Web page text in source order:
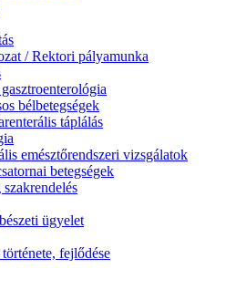
/ Rektori pályamunka
bélbetegségek
táplálás
emésztőrendszeri vizsgálatok
betegségek
ügyelet
fejlődése